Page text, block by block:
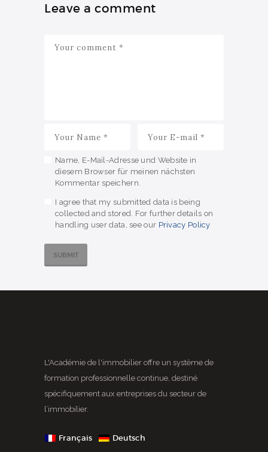
Leave a comment
Name, E-Mail-Adresse und Website in
diesem Browser für meinen nächsten
Kommentar speichern.
I agree that my submitted data is being
collected and stored. For further details on
handling user data, see our Privacy Policy
L'Académie de l'immobilier offre un système de
formation professionnelle continue, destiné
spécifiquement aux entreprises du secteur de
l’immobilier.
Français Deutsch